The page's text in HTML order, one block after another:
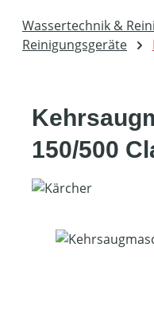
Wassertechnik &
Reinigungsgeräte
150/500
Bildergalerie